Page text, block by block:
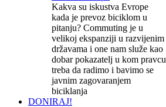
Kakva su iskustva Evrope
kada je prevoz biciklom u
pitanju? Commuting je u
velikoj ekspanziji u razvijenim
državama i one nam služe kao
dobar pokazatelj u kom pravcu
treba da radimo i bavimo se
javnim zagovaranjem
biciklanja
DONIRAJ!